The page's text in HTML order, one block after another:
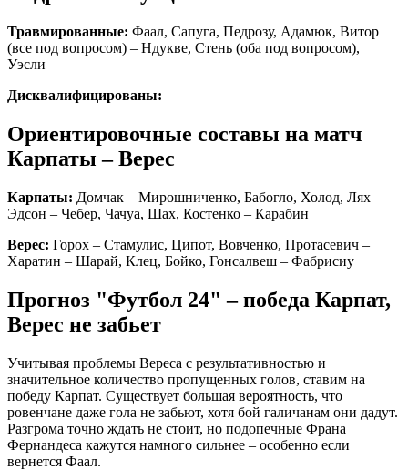
Травмированные: Фаал, Сапуга, Педрозу, Адамюк, Витор
(все под вопросом) – Ндукве, Стень (оба под вопросом),
Уэсли
Дисквалифицированы: –
Ориентировочные составы на матч
Карпаты – Верес
Карпаты: Домчак – Мирошниченко, Бабогло, Холод, Лях –
Эдсон – Чебер, Чачуа, Шах, Костенко – Карабин
Верес: Горох – Стамулис, Ципот, Вовченко, Протасевич –
Харатин – Шарай, Клец, Бойко, Гонсалвеш – Фабрисиу
Прогноз "Футбол 24" – победа Карпат,
Верес не забьет
Учитывая проблемы Вереса с результативностью и
значительное количество пропущенных голов, ставим на
победу Карпат. Существует большая вероятность, что
ровенчане даже гола не забьют, хотя бой галичанам они дадут.
Разгрома точно ждать не стоит, но подопечные Франа
Фернандеса кажутся намного сильнее – особенно если
вернется Фаал.